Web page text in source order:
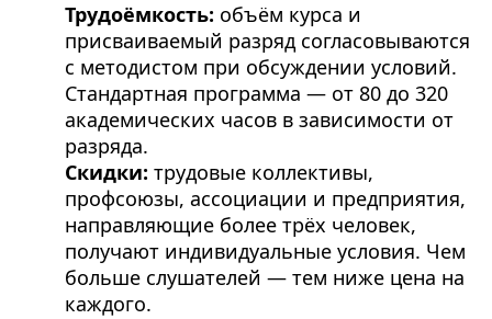
Трудоёмкость: объём курса и
присваиваемый разряд согласовываются
с методистом при обсуждении условий.
Стандартная программа — от 80 до 320
академических часов в зависимости от
разряда.
Скидки: трудовые коллективы,
профсоюзы, ассоциации и предприятия,
направляющие более трёх человек,
получают индивидуальные условия. Чем
больше слушателей — тем ниже цена на
каждого.